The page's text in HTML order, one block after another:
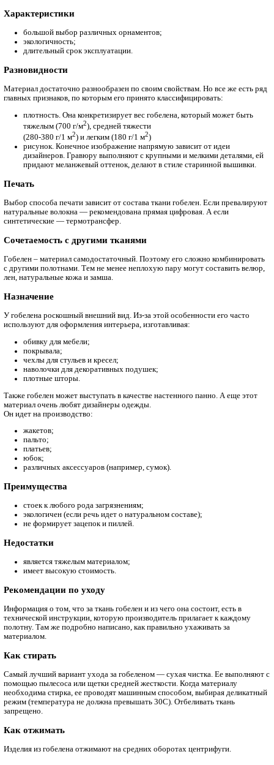
использоваться:
шелк;
хлопок;
вискоза;
акрил.
Химические свойства
не дает усадку во время стирки.
Физические свойства
прочность;
износостойкость;
формоустойчивость.
Характеристики
большой выбор различных орнаментов;
экологичность;
длительный срок эксплуатации.
Материал достаточно разнообразен по своим свойствам. Но
главных признаков, по которым его принято
плотность. Она конкретизирует вес гобелена, который
тяжелым (700 г/м
2
(280-380 г/1 м ) и легким (180 г/1 м )
рисунок. Конечное изображение напрямую зависит от
дизайнеров. Гравюру выполняют с крупными и мелкими
Печать
Выбор способа печати зависит от состава ткани гобелен.
натуральные волокна — рекомендована прямая цифровая. А
Сочетаемость с другими тканями
Гобелен – материал самодостаточный. Поэтому его сложно
лен, натуральные кожа и замша.
Назначение
У гобелена роскошный внешний вид. Из-за этой особенности
используют для оформления интерьера, изготавливая:
покрывала;
чехлы для стульев и кресел;
наволочки для декоративных подушек;
плотные шторы.
Также гобелен может выступать в качестве настенного
материал очень любят дизайнеры одежды.